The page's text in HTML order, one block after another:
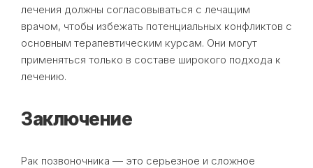
лечения должны согласовываться с лечащим
врачом, чтобы избежать потенциальных конфликтов с
основным терапевтическим курсам. Они могут
применяться только в составе широкого подхода к
лечению.
Заключение
Рак позвоночника — это серьезное и сложное